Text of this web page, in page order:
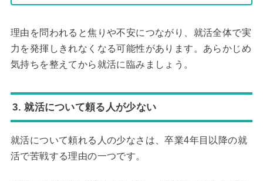
理由を問われると焦りや不安につながり、就活全体で実
力を発揮しきれなくなる可能性があります。あらかじめ
気持ちを整えてから就活に臨みましょう。
3. 就活について頼る人が少ない
就活について頼れる人の少なさは、卒業4年目以降の就
活で苦戦する理由の一つです。